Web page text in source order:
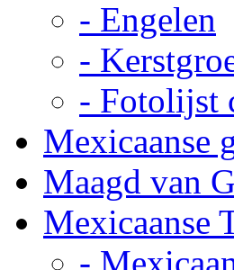
- Engelen
-
- Fotolijst
Mexicaanse
Maagd van
Mexicaanse
-